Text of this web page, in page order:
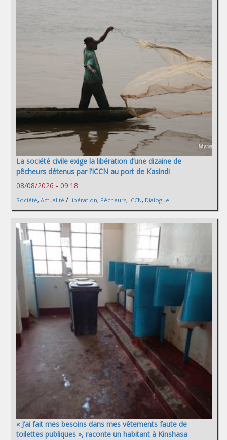
La société civile exige la libération d’une dizaine de
pêcheurs détenus par l’ICCN au port de Kasindi
08/08/2026 - 09:18
Société, Actualité / libération, Pêcheurs, ICCN, Dialogue
« J’ai fait mes besoins dans mes vêtements faute de
toilettes publiques », raconte un habitant à Kinshasa